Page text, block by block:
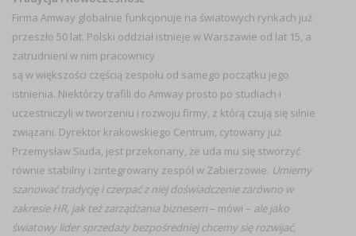
Firma Amway globalnie funkcjonuje na światowych rynkach już
przeszło 50 lat. Polski oddział istnieje w Warszawie od lat 15, a
zatrudnieni w nim pracownicy
są w większości częścią zespołu od samego początku jego
istnienia. Niektórzy trafili do Amway prosto po studiach i
uczestniczyli w tworzeniu i rozwoju firmy, z którą czują się silnie
związani. Dyrektor krakowskiego Centrum, cytowany już
Przemysław Siuda, jest przekonany, że uda mu się stworzyć
równie stabilny i zintegrowany zespół w Zabierzowie. Umiemy
szanować tradycję i czerpać z niej doświadczenie zarówno w
zakresie HR, jak też zarządzania biznesem – mówi – ale jako
światowy lider sprzedaży bezpośredniej chcemy się rozwijać,